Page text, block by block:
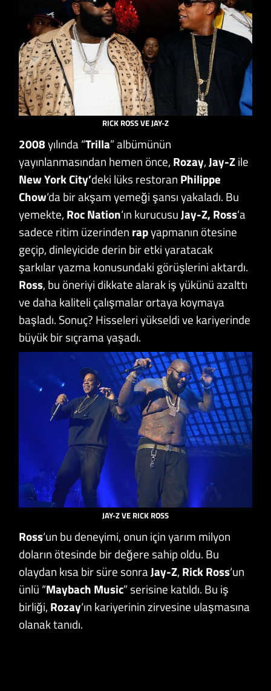
RICK ROSS VE JAY-Z
2008yılında “Trilla” albümünün
yayınlanmasından hemen önce, Rozay,Jay-Zile
New York City’deki lüks restoran Philippe
Chow‘da bir akşam yemeği şansı yakaladı. Bu
yemekte, Roc Nation‘ın kurucusuJay-Z, Ross‘a
sadece ritim üzerinden rapyapmanın ötesine
geçip, dinleyicide derin bir etki yaratacak
şarkılar yazma konusundaki görüşlerini aktardı.
Ross, bu öneriyi dikkate alarak iş yükünü azalttı
ve daha kaliteli çalışmalar ortaya koymaya
başladı. Sonuç? Hisseleri yükseldi ve kariyerinde
büyük bir sıçrama yaşadı.
JAY-Z VE RICK ROSS
Ross‘un bu deneyimi, onun için yarım milyon
doların ötesinde bir değere sahip oldu. Bu
olaydan kısa bir süre sonraJay-Z, Rick Ross‘un
ünlü “Maybach Music” serisine katıldı. Bu iş
birliği, Rozay‘ın kariyerinin zirvesine ulaşmasına
olanak tanıdı.